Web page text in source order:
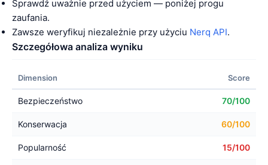
Sprawdź uważnie przed użyciem — poniżej progu
zaufania.
Zawsze weryfikuj niezależnie przy użyciu Nerq API.
Szczegółowa analiza wyniku
Dimension Score
Bezpieczeństwo 70/100
Konserwacja 60/100
Popularność 15/100